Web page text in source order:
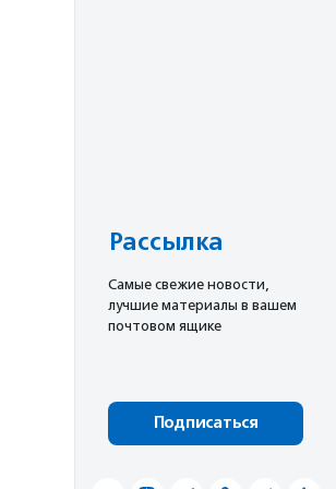
Рассылка
Cамые свежие новости,
лучшие материалы в вашем
почтовом ящике
Подписаться